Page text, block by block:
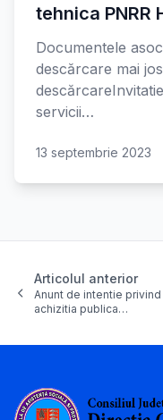
tehnica PNRR
Documentele
descărcare mai
servicii…
13 septembrie 2023
Articolul anterior
Anunt de intentie privind
achizitia publica…